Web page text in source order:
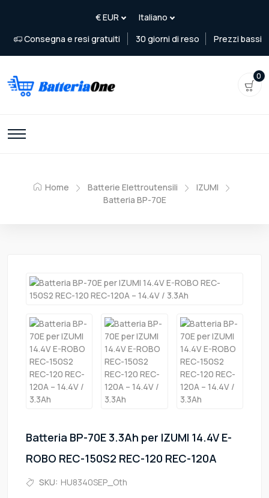
Consegna e resi gratuiti 30 giorni di reso Prezzi bassi
0
Home Batterie Elettroutensili
IZUMI
Batteria BP-70E
Batteria BP-70E 3.3Ah per IZUMI 14.4V E-
ROBO REC-150S2 REC-120 REC-120A
SKU: HU8340SEP_Oth